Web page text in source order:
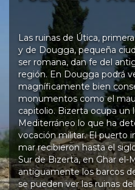
Las ruinas de Útica,
y de Dougga, pequeña
ser romana, dan fe del
región. En Dougga podrá
magníficamente bien
monumentos como el
capitolio. Bizerta ocupa un
Mediterráneo lo que ha
vocación militar. El puerto
mar recibieron hasta el
Sur de Bizerta, en Ghar el-
antiguamente los barcos
se pueden ver las ruinas